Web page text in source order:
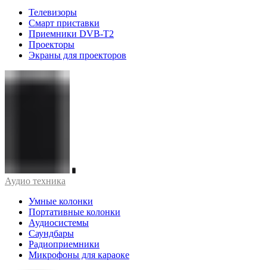
Телевизоры
Смарт приставки
Приемники DVB-T2
Проекторы
Экраны для проекторов
Аудио техника
Умные колонки
Портативные колонки
Аудиосистемы
Саундбары
Радиоприемники
Микрофоны для караоке